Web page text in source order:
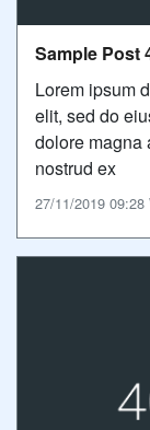
Sample Post
Lorem ipsum
elit, sed do
dolore magna
nostrud ex
27/11/2019